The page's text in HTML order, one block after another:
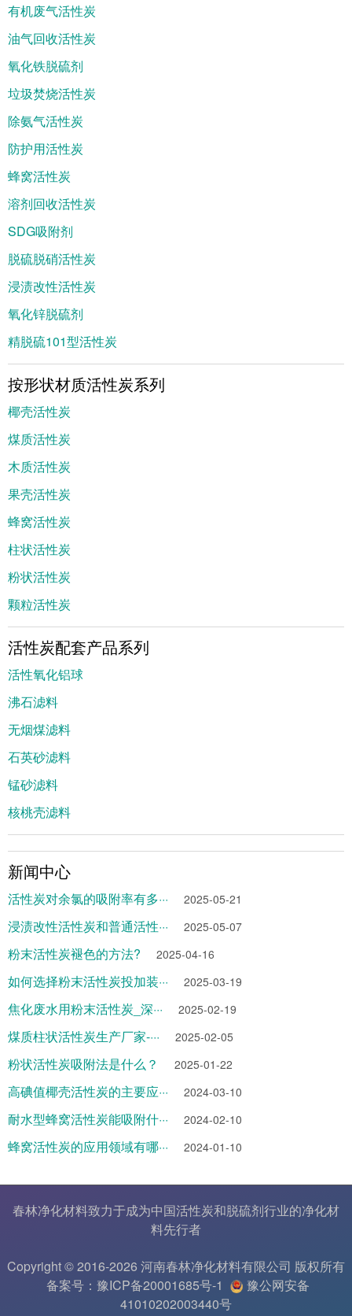
有机废气活性炭
油气回收活性炭
氧化铁脱硫剂
垃圾焚烧活性炭
除氨气活性炭
防护用活性炭
蜂窝活性炭
溶剂回收活性炭
SDG吸附剂
脱硫脱硝活性炭
浸渍改性活性炭
氧化锌脱硫剂
精脱硫101型活性炭
按形状材质活性炭系列
椰壳活性炭
煤质活性炭
木质活性炭
果壳活性炭
蜂窝活性炭
柱状活性炭
粉状活性炭
颗粒活性炭
活性炭配套产品系列
活性氧化铝球
沸石滤料
无烟煤滤料
石英砂滤料
锰砂滤料
核桃壳滤料
新闻中心
活性炭对余氯的吸附率有多··· 2025-05-21
浸渍改性活性炭和普通活性··· 2025-05-07
粉末活性炭褪色的方法? 2025-04-16
如何选择粉末活性炭投加装··· 2025-03-19
焦化废水用粉末活性炭_深··· 2025-02-19
煤质柱状活性炭生产厂家-··· 2025-02-05
粉状活性炭吸附法是什么？ 2025-01-22
高碘值椰壳活性炭的主要应··· 2024-03-10
耐水型蜂窝活性炭能吸附什··· 2024-02-10
蜂窝活性炭的应用领域有哪··· 2024-01-10
春林净化材料致力于成为中国活性炭和脱硫剂行业的净化材
料先行者
Copyright © 2016-2026 河南春林净化材料有限公司 版权所有
备案号：豫ICP备20001685号-1
豫公网安备
41010202003440号